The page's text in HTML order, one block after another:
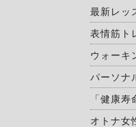
最新レッ
表情筋ト
ウォーキ
パーソナ
「健康
オトナ女